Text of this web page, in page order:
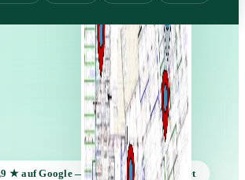
★ auf Google — von Bauprofis bewertet